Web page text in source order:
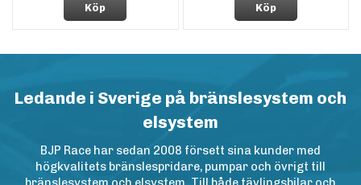
Köp Köp
Ledande i Sverige på bränslesystem och
elsystem
BJP Race har sedan 2008 försett sina kunder med
högkvalitets bränslespridare, pumpar och övrigt till